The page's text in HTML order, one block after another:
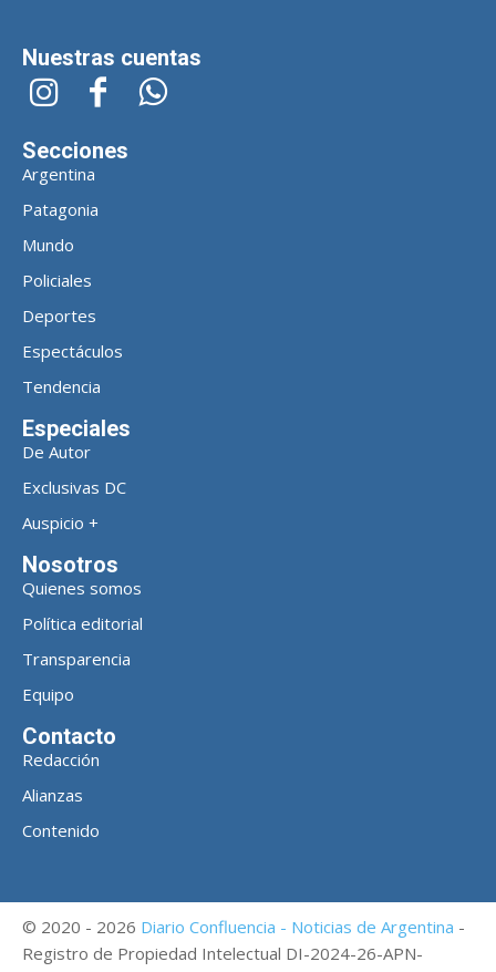
Nuestras cuentas
Secciones
Argentina
Patagonia
Mundo
Policiales
Deportes
Espectáculos
Tendencia
Especiales
De Autor
Exclusivas DC
Auspicio +
Nosotros
Quienes somos
Política editorial
Transparencia
Equipo
Contacto
Redacción
Alianzas
Contenido
© 2020 - 2026 Diario Confluencia - Noticias de Argentina -
Registro de Propiedad Intelectual DI-2024-26-APN-